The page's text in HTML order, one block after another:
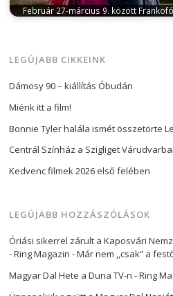
Február 27-március 9. között
LEGÚJABB CIKKEINK
Dámosy 90 – kiállítás Óbudán
Miénk itt a film!
Bonnie Tyler halála ismét összetörte
Centrál Színház a Szigliget
Kedvenc filmek 2026 első felében
LEGÚJABB HOZZÁSZÓLÁSOK
Óriási sikerrel zárult a Kaposvári
- Ring Magazin -Már nem ,,csak” a
Magyar Dal Hete a Duna TV-n - Ring